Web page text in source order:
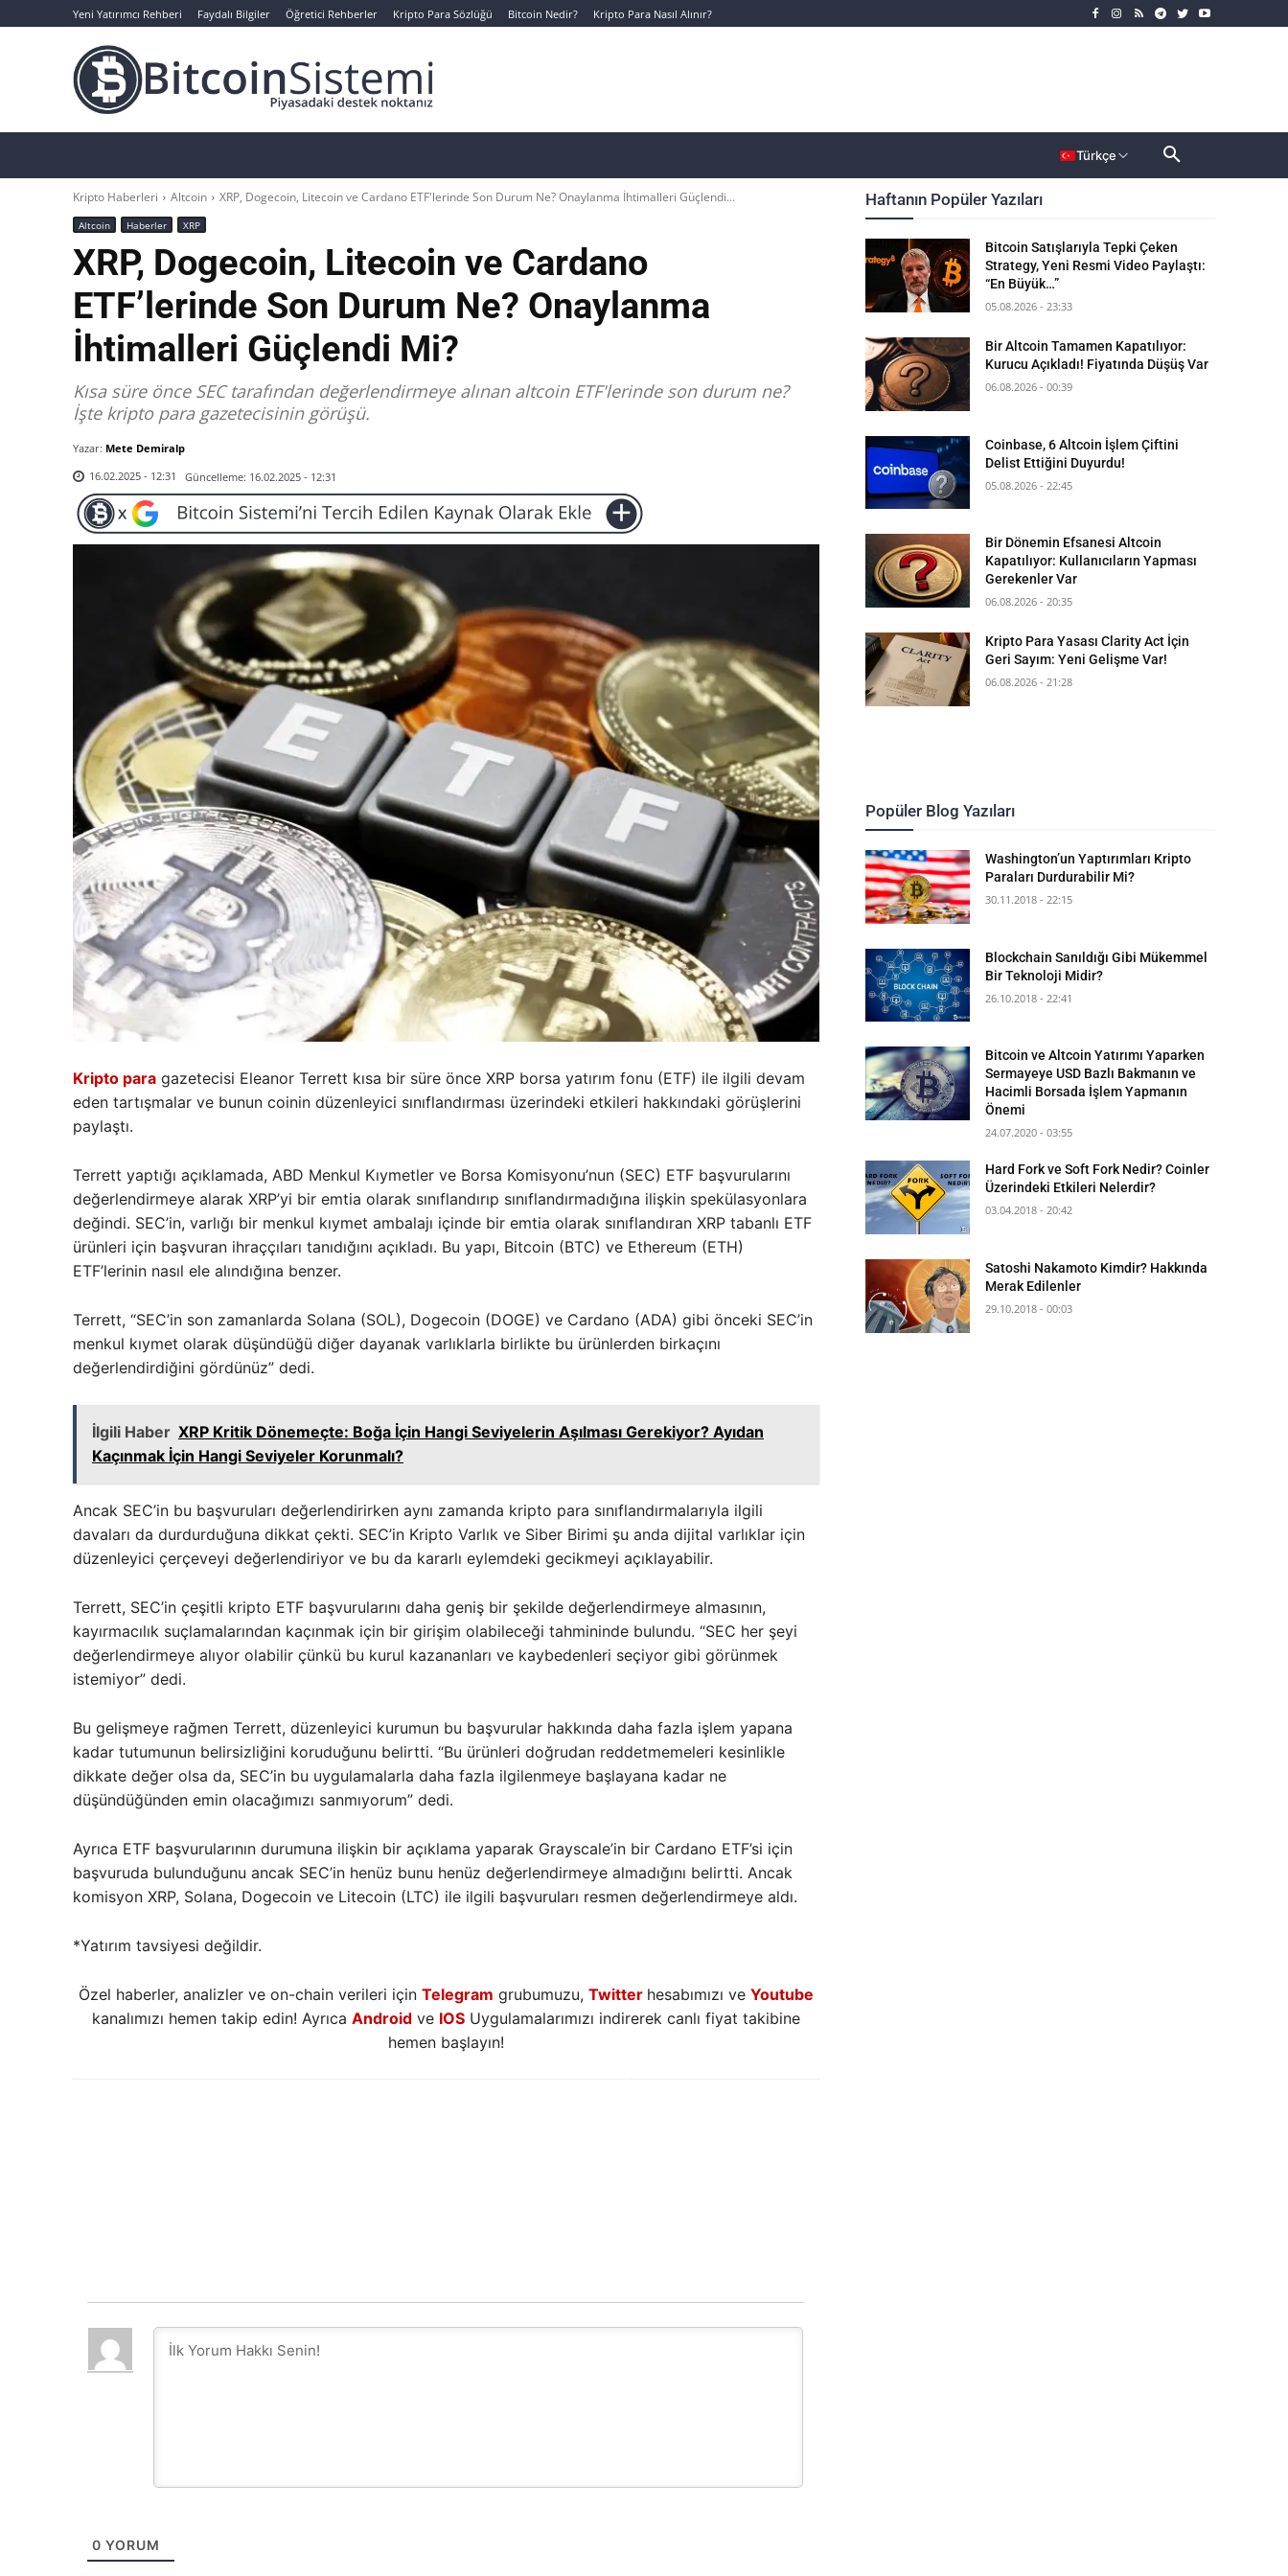
Yeni Yatırımcı Rehberi Faydalı Bilgiler Öğretici Rehberler Kripto Para Sözlüğü Bitcoin Nedir? Kripto Para Nasıl Alınır?
Türkçe
Kripto Haberleri Altcoin XRP, Dogecoin, Litecoin ve Cardano ETF'lerinde Son Durum Ne? Onaylanma İhtimalleri Güçlendi...
Altcoin Haberler XRP
XRP, Dogecoin, Litecoin ve Cardano
ETF’lerinde Son Durum Ne? Onaylanma
İhtimalleri Güçlendi Mi?
Kısa süre önce SEC tarafından değerlendirmeye alınan altcoin ETF'lerinde son durum ne?
İşte kripto para gazetecisinin görüşü.
Yazar: Mete Demiralp
16.02.2025 - 12:31
Güncelleme: 16.02.2025 - 12:31
Kripto para gazetecisi Eleanor Terrett kısa bir süre önce XRP borsa yatırım fonu (ETF) ile ilgili devam
eden tartışmalar ve bunun coinin düzenleyici sınıflandırması üzerindeki etkileri hakkındaki görüşlerini
paylaştı.
Terrett yaptığı açıklamada, ABD Menkul Kıymetler ve Borsa Komisyonu’nun (SEC) ETF başvurularını
değerlendirmeye alarak XRP’yi bir emtia olarak sınıflandırıp sınıflandırmadığına ilişkin spekülasyonlara
değindi. SEC’in, varlığı bir menkul kıymet ambalajı içinde bir emtia olarak sınıflandıran XRP tabanlı ETF
ürünleri için başvuran ihraççıları tanıdığını açıkladı. Bu yapı, Bitcoin (BTC) ve Ethereum (ETH)
ETF’lerinin nasıl ele alındığına benzer.
Terrett, “SEC’in son zamanlarda Solana (SOL), Dogecoin (DOGE) ve Cardano (ADA) gibi önceki SEC’in
menkul kıymet olarak düşündüğü diğer dayanak varlıklarla birlikte bu ürünlerden birkaçını
değerlendirdiğini gördünüz” dedi.
İlgili Haber XRP Kritik Dönemeçte: Boğa İçin Hangi Seviyelerin Aşılması Gerekiyor? Ayıdan
Kaçınmak İçin Hangi Seviyeler Korunmalı?
Ancak SEC’in bu başvuruları değerlendirirken aynı zamanda kripto para sınıflandırmalarıyla ilgili
davaları da durdurduğuna dikkat çekti. SEC’in Kripto Varlık ve Siber Birimi şu anda dijital varlıklar için
düzenleyici çerçeveyi değerlendiriyor ve bu da kararlı eylemdeki gecikmeyi açıklayabilir.
Terrett, SEC’in çeşitli kripto ETF başvurularını daha geniş bir şekilde değerlendirmeye almasının,
kayırmacılık suçlamalarından kaçınmak için bir girişim olabileceği tahmininde bulundu. “SEC her şeyi
değerlendirmeye alıyor olabilir çünkü bu kurul kazananları ve kaybedenleri seçiyor gibi görünmek
istemiyor” dedi.
Bu gelişmeye rağmen Terrett, düzenleyici kurumun bu başvurular hakkında daha fazla işlem yapana
kadar tutumunun belirsizliğini koruduğunu belirtti. “Bu ürünleri doğrudan reddetmemeleri kesinlikle
dikkate değer olsa da, SEC’in bu uygulamalarla daha fazla ilgilenmeye başlayana kadar ne
düşündüğünden emin olacağımızı sanmıyorum” dedi.
Ayrıca ETF başvurularının durumuna ilişkin bir açıklama yaparak Grayscale’in bir Cardano ETF’si için
başvuruda bulunduğunu ancak SEC’in henüz bunu henüz değerlendirmeye almadığını belirtti. Ancak
komisyon XRP, Solana, Dogecoin ve Litecoin (LTC) ile ilgili başvuruları resmen değerlendirmeye aldı.
*Yatırım tavsiyesi değildir.
Özel haberler, analizler ve on-chain verileri için Telegram grubumuzu, Twitter hesabımızı ve Youtube
kanalımızı hemen takip edin! Ayrıca Androidve IOSUygulamalarımızı indirerek canlı fiyat takibine
hemen başlayın!
0 YORUM
Haftanın Popüler Yazıları
Bitcoin Satışlarıyla Tepki Çeken
Strategy, Yeni Resmi Video Paylaştı:
“En Büyük…”
05.08.2026 - 23:33
Bir Altcoin Tamamen Kapatılıyor:
Kurucu Açıkladı! Fiyatında Düşüş Var
06.08.2026 - 00:39
Coinbase, 6 Altcoin İşlem Çiftini
Delist Ettiğini Duyurdu!
05.08.2026 - 22:45
Bir Dönemin Efsanesi Altcoin
Kapatılıyor: Kullanıcıların Yapması
Gerekenler Var
06.08.2026 - 20:35
Kripto Para Yasası Clarity Act İçin
Geri Sayım: Yeni Gelişme Var!
06.08.2026 - 21:28
Popüler Blog Yazıları
Washington’un Yaptırımları Kripto
Paraları Durdurabilir Mi?
30.11.2018 - 22:15
Blockchain Sanıldığı Gibi Mükemmel
Bir Teknoloji Midir?
26.10.2018 - 22:41
Bitcoin ve Altcoin Yatırımı Yaparken
Sermayeye USD Bazlı Bakmanın ve
Hacimli Borsada İşlem Yapmanın
Önemi
24.07.2020 - 03:55
Hard Fork ve Soft Fork Nedir? Coinler
Üzerindeki Etkileri Nelerdir?
03.04.2018 - 20:42
Satoshi Nakamoto Kimdir? Hakkında
Merak Edilenler
29.10.2018 - 00:03